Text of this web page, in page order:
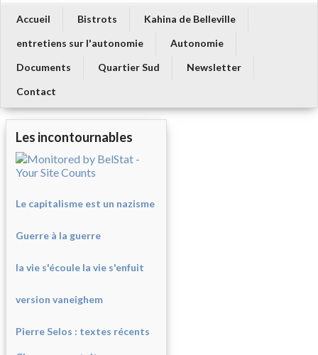
Accueil Bistrots
Kahina de Belleville
entretiens sur l'autonomie
Autonomie
Documents
Quartier Sud
Newsletter
Contact
Les incontournables
Le capitalisme est un nazisme
Guerre à la guerre
la vie s'écoule la vie s'enfuit
version vaneighem
Pierre Selos : textes récents